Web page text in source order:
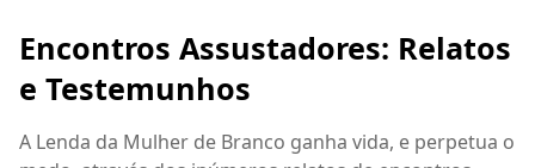
Encontros Assustadores: Relatos
e Testemunhos
A Lenda da Mulher de Branco ganha vida, e perpetua o